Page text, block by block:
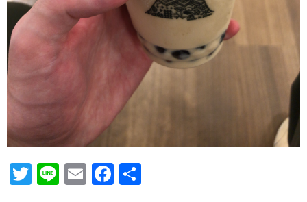
T
Li
E
Fa